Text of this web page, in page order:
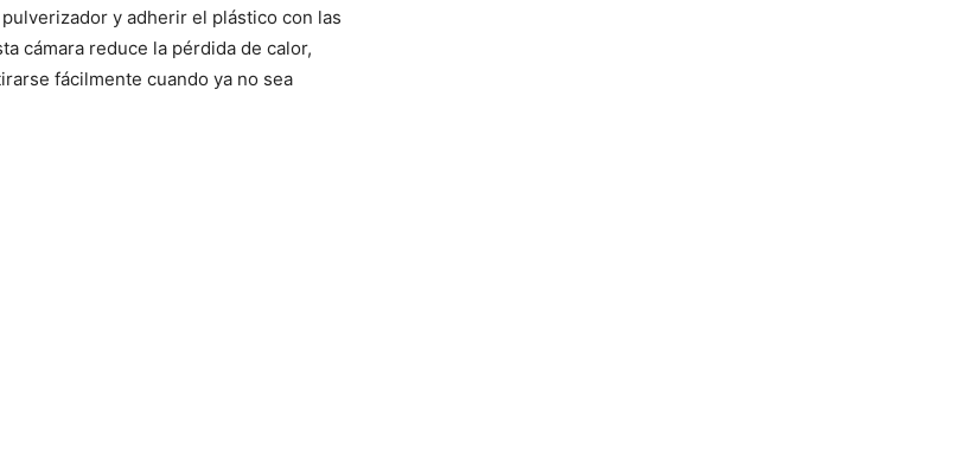
y adherir el plástico con las
cámara reduce la pérdida de calor,
fácilmente cuando ya no sea